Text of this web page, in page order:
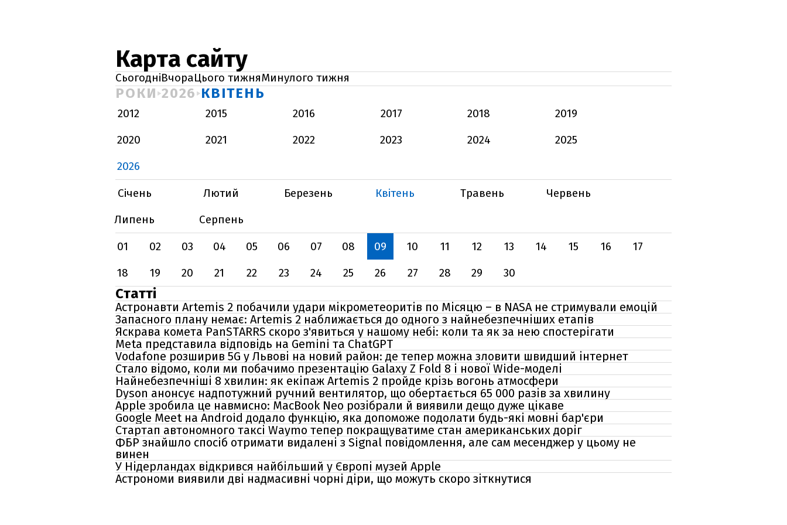
Карта сайту
СьогодніВчораЦього тижняМинулого тижня
РОКИ 2026 КВІТЕНЬ
2012 2015 2016 2017 2018
2019
2020
2021 2022 2023 2024
2025
2026
Січень
Лютий Березень Квітень Травень
Червень
Липень
Серпень
01
02 03 04 05 06 07 08 09 10 11 12 13 14 15 16
17
18
19 20 21 22 23 24 25 26 27 28 29 30
Статті
Астронавти Artemis 2 побачили удари мікрометеоритів по Місяцю – в NASA не стримували емоцій
Запасного плану немає: Artemis 2 наближається до одного з найнебезпечніших етапів
Яскрава комета PanSTARRS скоро з'явиться у нашому небі: коли та як за нею спостерігати
Meta представила відповідь на Gemini та ChatGPT
Vodafone розширив 5G у Львові на новий район: де тепер можна зловити швидший інтернет
Стало відомо, коли ми побачимо презентацію Galaxy Z Fold 8 і нової Wide-моделі
Найнебезпечніші 8 хвилин: як екіпаж Artemis 2 пройде крізь вогонь атмосфери
Dyson анонсує надпотужний ручний вентилятор, що обертається 65 000 разів за хвилину
Apple зробила це навмисно: MacBook Neo розібрали й виявили дещо дуже цікаве
Google Meet на Android додало функцію, яка допоможе подолати будь-які мовні бар'єри
Стартап автономного таксі Waymo тепер покращуватиме стан американських доріг
ФБР знайшло спосіб отримати видалені з Signal повідомлення, але сам месенджер у цьому не
винен
У Нідерландах відкрився найбільший у Європі музей Apple
Астрономи виявили дві надмасивні чорні діри, що можуть скоро зіткнутися